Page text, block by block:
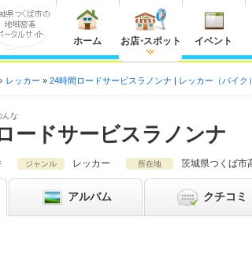
ホーム お店・スポット イベント
レッカー 24時間ロードサービスラノンナ レッカー（バイク）
んな
ードサービスラノンナ
ジャンル レッカー 所在地 茨城県つくば市
アルバム クチコミ